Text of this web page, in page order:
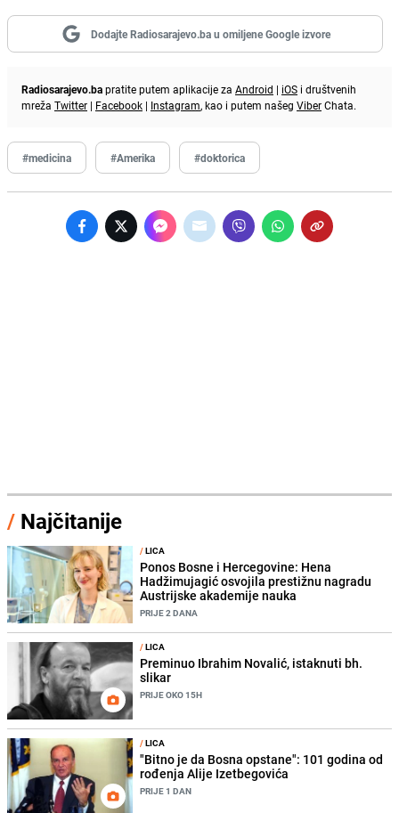
Dodajte Radiosarajevo.ba u omiljene Google izvore
Radiosarajevo.bapratite putem aplikacije za Android | iOS i društvenih
mreža Twitter | Facebook | Instagram, kao i putem našeg ViberChata.
#medicina #Amerika #doktorica
/ Najčitanije
/LICA
Ponos Bosne i Hercegovine: Hena
Hadžimujagić osvojila prestižnu nagradu
Austrijske akademije nauka
PRIJE 2 DANA
/LICA
Preminuo Ibrahim Novalić, istaknuti bh.
slikar
PRIJE OKO 15H
/LICA
"Bitno je da Bosna opstane": 101 godina od
rođenja Alije Izetbegovića
PRIJE 1 DAN